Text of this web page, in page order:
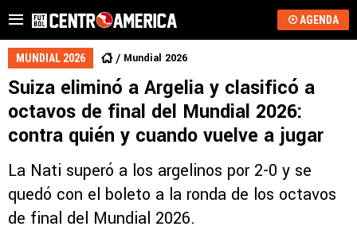
AGENDA
MUNDIAL 2026 Mundial 2026
Suiza eliminó a Argelia y clasificó a
octavos de final del Mundial 2026:
contra quién y cuando vuelve a jugar
La Nati superó a los argelinos por 2-0 y se
quedó con el boleto a la ronda de los octavos
de final del Mundial 2026.